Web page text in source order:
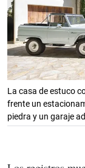
La casa de estuco
frente un
piedra y un garaje